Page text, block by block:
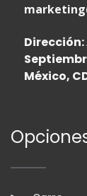
México,